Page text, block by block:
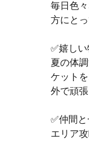
毎日色
方にと
✅嬉し
夏の体
ケット
外で頑
✅仲間
エリア